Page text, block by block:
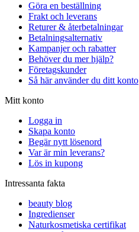
Göra en beställning
Frakt och leverans
Returer & återbetalningar
Betalningsalternativ
Kampanjer och rabatter
Behöver du mer hjälp?
Företagskunder
Så här använder du ditt konto
Mitt konto
Logga in
Skapa konto
Begär nytt lösenord
Var är min leverans?
Lös in kupong
Intressanta fakta
beauty blog
Ingredienser
Naturkosmetiska certifikat